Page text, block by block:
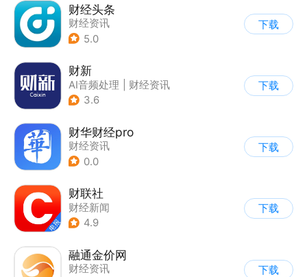
财经头条
财经资讯
5.0
下载
财新
AI音频处理
财经资讯
3.6
下载
财华财经pro
财经资讯
0.0
下载
财联社
财经新闻
4.9
下载
融通金价网
财经资讯
下载